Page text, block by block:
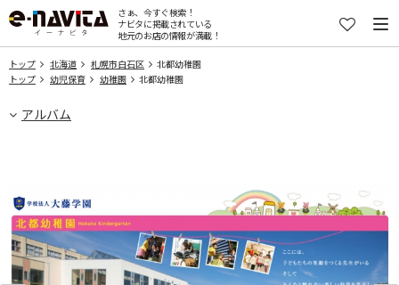
さぁ、今すぐ検索！
ナビタに掲載されている
地元のお店の情報が満載！
トップ 北海道 札幌市白石区
北都幼稚園
トップ
幼児保育 幼稚園 北都幼稚園
アルバム